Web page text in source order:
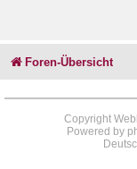
Foren-Übersicht
Copyright
Powered by